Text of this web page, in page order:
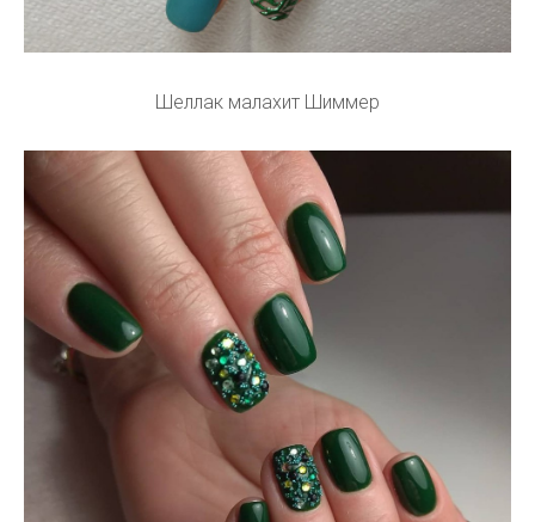
Шеллак малахит Шиммер